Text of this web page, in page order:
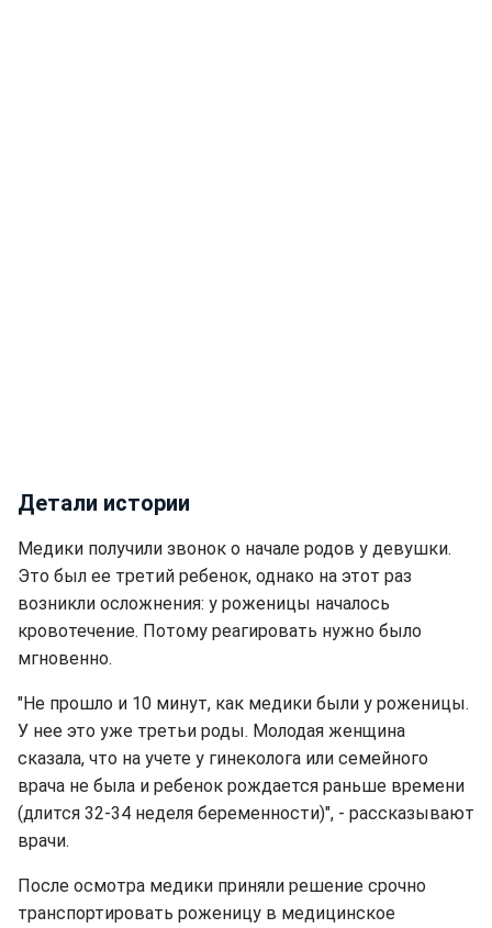
Детали истории
Медики получили звонок о начале родов у девушки.
Это был ее третий ребенок, однако на этот раз
возникли осложнения: у роженицы началось
кровотечение. Потому реагировать нужно было
мгновенно.
"Не прошло и 10 минут, как медики были у роженицы.
У нее это уже третьи роды. Молодая женщина
сказала, что на учете у гинеколога или семейного
врача не была и ребенок рождается раньше времени
(длится 32-34 неделя беременности)", - рассказывают
врачи.
После осмотра медики приняли решение срочно
транспортировать роженицу в медицинское